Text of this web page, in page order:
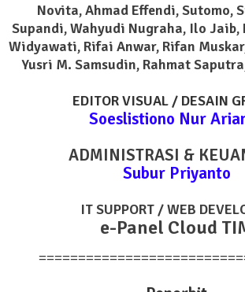
Novita, Ahmad Effendi, Sutomo,
Supandi, Wahyudi Nugraha, Ilo Jaib,
Widyawati, Rifai Anwar, Rifan
Yusri M. Samsudin, Rahmat
EDITOR VISUAL / DESAIN
Soeslistiono Nur
ADMINISTRASI &
Subur Priyanto
IT SUPPORT / WEB
e-Panel Cloud